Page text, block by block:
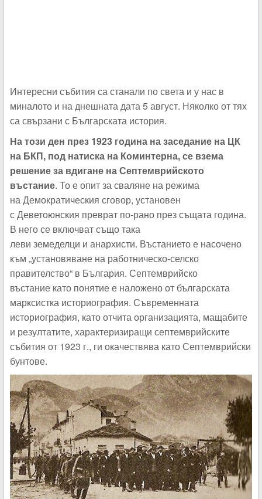
Интересни събития са станали по света и у нас в
миналото и на днешната дата 5 август. Няколко от тях
са свързани с Българската история.
На този ден през 1923 година на заседание на ЦК
на БКП, под натиска на Коминтерна, се взема
решение за вдигане на Септемврийското
въстание. То е опит за сваляне на режима
на Демократическия сговор, установен
с Деветоюнския преврат по-рано през същата година.
В него се включват също така
леви земеделци и анархисти. Въстанието е насочено
към „установяване на работническо-селско
правителство“ в България. Септемврийско
въстание като понятие е наложено от българската
марксистка историография. Съвременната
историография, като отчита организацията, мащабите
и резултатите, характеризиращи септемврийските
събития от 1923 г., ги окачествява катоСептемврийски
бунтове.